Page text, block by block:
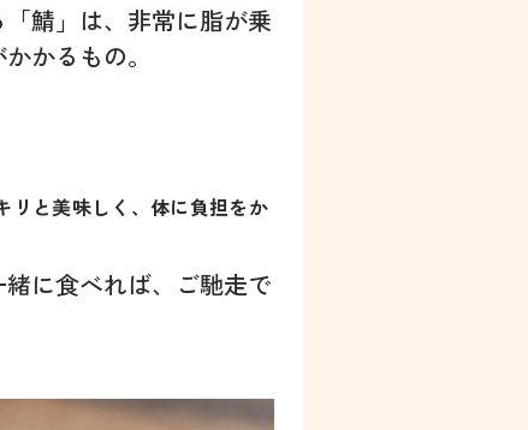
鯖」は、非常に脂が乗
かるもの。
リと美味しく、体に負担をか
に食べれば、ご馳走で